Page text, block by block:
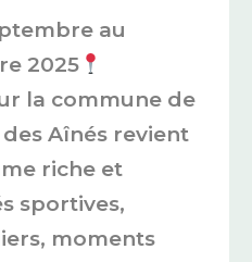
au
2025
la commune de
Aînés revient
riche et
sportives,
moments